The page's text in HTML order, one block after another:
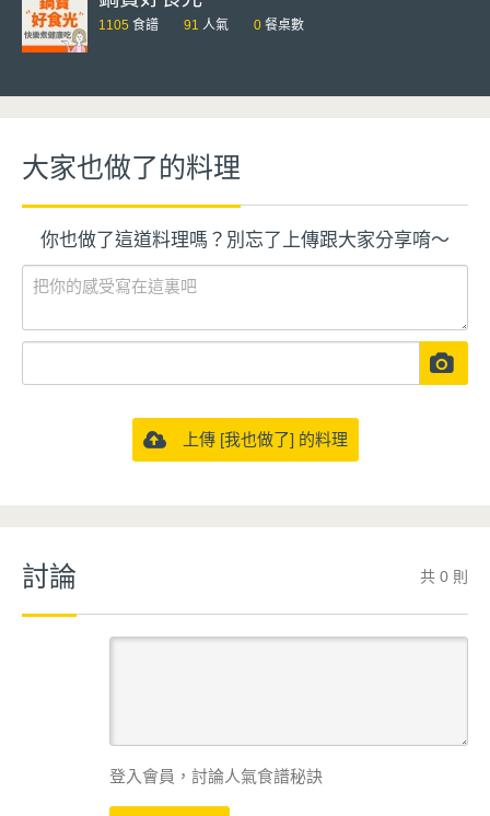
1105 食譜 91 人氣 0 餐桌數
大家也做了的料理
你也做了這道料理嗎？別忘了上傳跟大家分享唷～
上傳 [我也做了] 的料理
討論 共 0 則
登入會員，討論人氣食譜秘訣